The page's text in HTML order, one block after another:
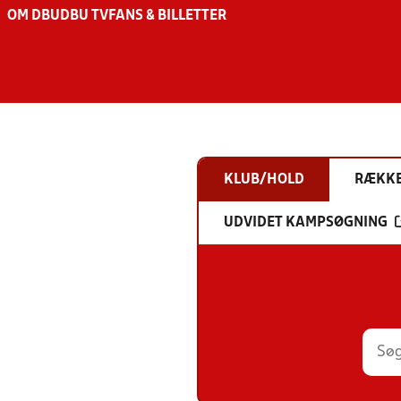
OM DBU DBU TV FANS & BILLETTER
KLUB/HOLD
UDVIDET KAMPSØGNING